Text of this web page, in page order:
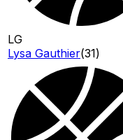
LG
Lysa Gauthier(31)